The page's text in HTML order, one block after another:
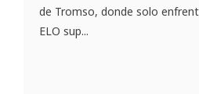
de Tromso, donde solo
ELO sup...